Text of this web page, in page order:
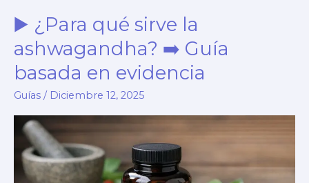
es,
sirve
y
cómo
funciona
en
▶️ ¿Para qué sirve la
ashwagandha? ➡️ Guía
basada en evidencia
Guías / Diciembre 12, 2025